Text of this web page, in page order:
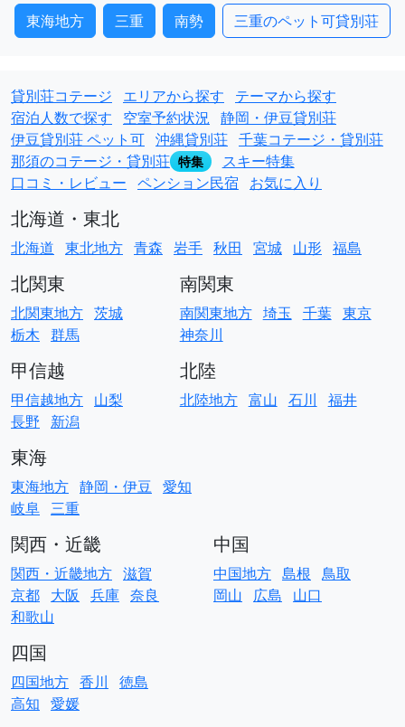
東海地方 三重 南勢 三重のペット可貸別荘
貸別荘コテージ エリアから探す
テーマから探す
宿泊人数で探す
空室予約状況 静岡・伊豆貸別荘
伊豆貸別荘 ペット可 沖縄貸別荘 千葉コテージ・貸別荘
那須のコテージ・貸別荘 特集
スキー特集
口コミ・レビュー ペンション民宿 お気に入り
北海道・東北
北海道 東北地方 青森 岩手 秋田 宮城 山形 福島
北関東
北関東地方 茨城
栃木 群馬
南関東
南関東地方 埼玉 千葉 東京
神奈川
甲信越
甲信越地方 山梨
長野
新潟
北陸
北陸地方 富山 石川 福井
東海
東海地方 静岡・伊豆 愛知
岐阜 三重
関西・近畿
関西・近畿地方 滋賀
京都 大阪 兵庫 奈良
和歌山
中国
中国地方 島根 鳥取
岡山
広島 山口
四国
四国地方 香川
徳島
高知 愛媛